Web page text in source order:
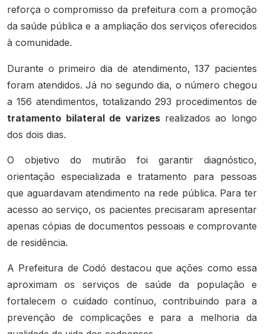
reforça o compromisso da prefeitura com a promoção
da saúde pública e a ampliação dos serviços oferecidos
à comunidade.
Durante o primeiro dia de atendimento, 137 pacientes
foram atendidos. Já no segundo dia, o número chegou
a 156 atendimentos, totalizando 293 procedimentos de
tratamento bilateral de varizes realizados ao longo
dos dois dias.
O objetivo do mutirão foi garantir diagnóstico,
orientação especializada e tratamento para pessoas
que aguardavam atendimento na rede pública. Para ter
acesso ao serviço, os pacientes precisaram apresentar
apenas cópias de documentos pessoais e comprovante
de residência.
A Prefeitura de Codó destacou que ações como essa
aproximam os serviços de saúde da população e
fortalecem o cuidado contínuo, contribuindo para a
prevenção de complicações e para a melhoria da